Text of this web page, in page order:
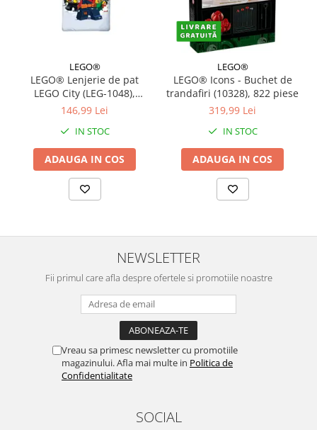
LEGO®
LEGO® Lenjerie de pat
LEGO City (LEG-1048),
140x200 cm
146,99 Lei
IN STOC
ADAUGA IN COS
LEGO®
LEGO® Icons - Buchet de
trandafiri (10328), 822 piese
319,99 Lei
IN STOC
ADAUGA IN COS
NEWSLETTER
Fii primul care afla despre ofertele si promotiile noastre
Vreau sa primesc newsletter cu promotiile
magazinului. Afla mai multe in Politica de
Confidentialitate
SOCIAL